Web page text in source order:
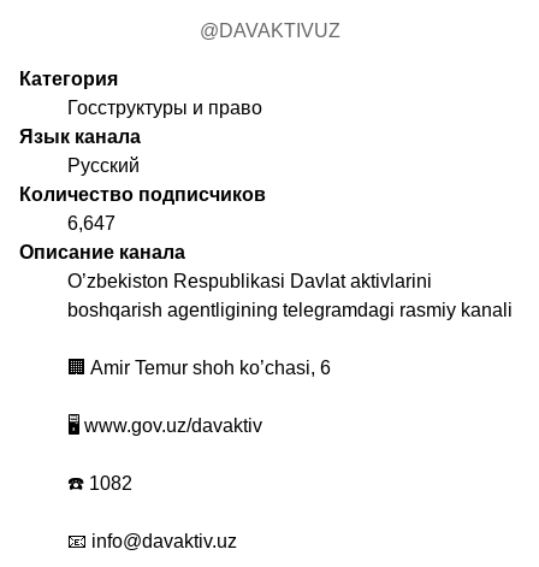
@DAVAKTIVUZ
Категория
Госструктуры и право
Язык канала
Русский
Количество подписчиков
6,647
Описание канала
O’zbekiston Respublikasi Davlat aktivlarini
boshqarish agentligining telegramdagi rasmiy kanali
🏢 Amir Temur shoh ko’chasi, 6
🖥 www.gov.uz/davaktiv
☎️ 1082
📧 info@davaktiv.uz